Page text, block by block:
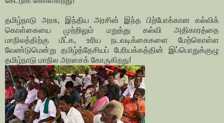
தமிழ்நாடு அரசு, இந்திய அரசின் இந்த பிற்போக்கான கல்விக்
கொள்கையை முற்றிலும் மறுத்து கல்வி அதிகாரத்தை
மாநிலத்திற்கு மீட்க, உரிய நடவடிக்கைகளை மேற்கொள்ள
வேண்டுமென்று தமிழ்த்தேசியப் பேரியக்கத்தின் இப்பொதுக்குழு
தமிழ்நாடு மாநில அரசைக் கோருகிறது!